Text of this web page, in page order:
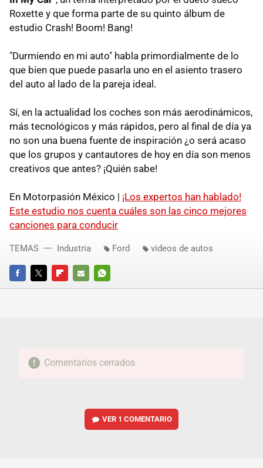
Roxette y que forma parte de su quinto álbum de
estudio Crash! Boom! Bang!
"Durmiendo en mi auto" habla primordialmente de lo
que bien que puede pasarla uno en el asiento trasero
del auto al lado de la pareja ideal.
Sí, en la actualidad los coches son más aerodinámicos,
más tecnológicos y más rápidos, pero al final de día ya
no son una buena fuente de inspiración ¿o será acaso
que los grupos y cantautores de hoy en día son menos
creativos que antes? ¡Quién sabe!
En Motorpasión México | ¡Los expertos han hablado!
Este estudio nos cuenta cuáles son las cinco mejores
canciones para conducir
FACEBOOKTWITTERFLIPBOARD
E-
WHATSAPP
TEMAS Industria Ford videos de autos
Comentarios cerrados
VER 1 COMENTARIO